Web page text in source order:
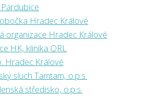
Hradec Králové
organizace Hradec Králové
HK, klinika ORL
Hradec Králové
sluch Tamtam, o.p.s.
středisko, o.p.s.